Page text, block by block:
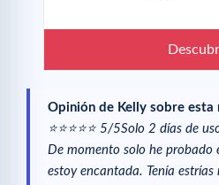
Opinión de Kelly sobre esta
⭐️⭐️⭐️⭐️⭐️ 5/5Solo 2 días de
De momento solo he probado
estoy encantada. Tenía estrías